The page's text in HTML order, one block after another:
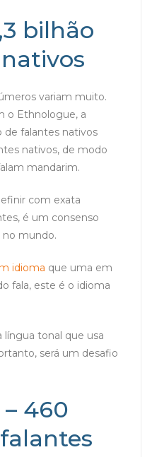
bilhão
variam muito.
o Ethnologue, a
falantes nativos
nativos, de modo
mandarim.
com exata
é um consenso
no mundo.
idioma que uma em
fala, este é o idioma
língua tonal que usa
será um desafio
460